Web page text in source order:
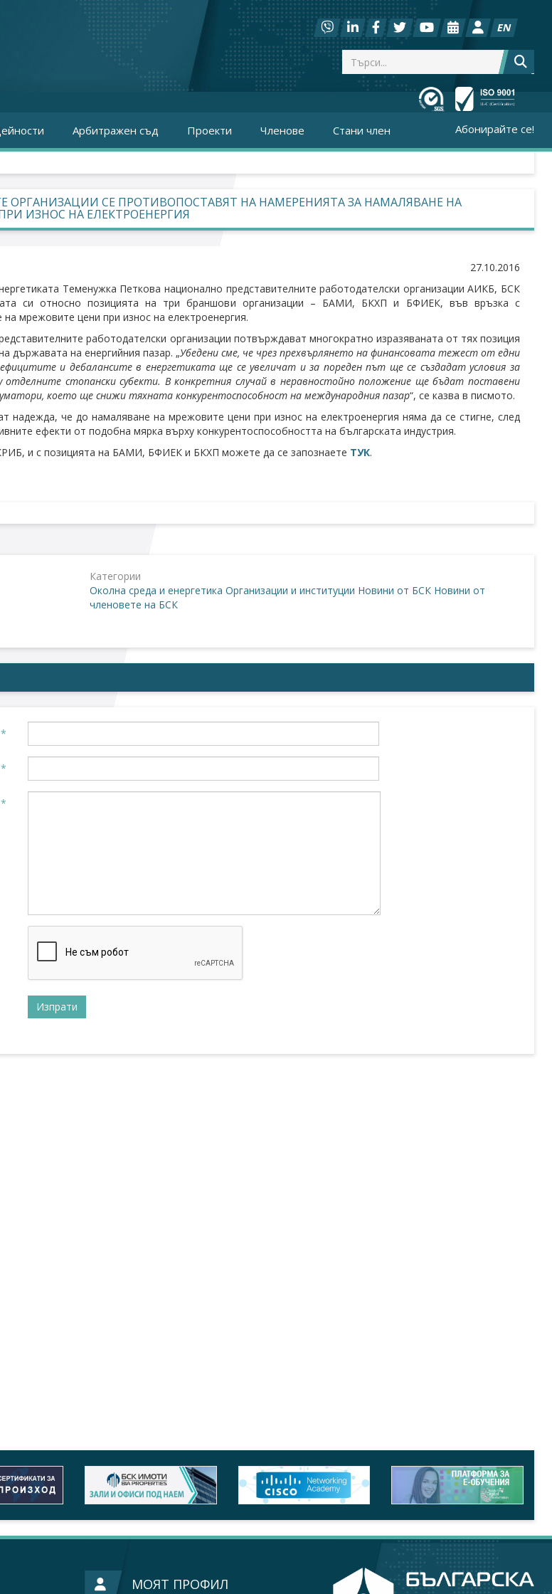
EN
Арбитражен съд Проекти Членове Стани член Абонирайте се!
ОРГАНИЗАЦИИ СЕ ПРОТИВОПОСТАВЯТ НА НАМЕРЕНИЯТА ЗА НАМАЛЯВАНЕ НА
ИЗНОС НА ЕЛЕКТРОЕНЕРГИЯ
27.10.2016
Теменужка Петкова национално представителните работодателски организации АИКБ, БСК
си относно позицията на три браншови организации – БАМИ, БКХП и БФИЕК, във връзка с
мрежовите цени при износ на електроенергия.
работодателски организации потвърждават многократно изразяваната от тях позиция
държавата на енергийния пазар. „Убедени сме, че чрез прехвърлянето на финансовата тежест от едни
и дебалансите в енергетиката ще се увеличат и за пореден път ще се създадат условия за
стопански субекти. В конкретния случай в неравностойно положение ще бъдат поставени
което ще снижи тяхната конкурентоспособност на международния пазар“, се казва в писмото.
надежда, че до намаляване на мрежовите цени при износ на електроенергия няма да се стигне, след
ефекти от подобна мярка върху конкурентоспособността на българската индустрия.
и с позицията на БАМИ, БФИЕК и БКХП можете да се запознаете ТУК.
Категории
Околна среда и енергетика Организации и институции Новини от БСК Новини от
членовете на БСК
*
*
*
МОЯТ ПРОФИЛ